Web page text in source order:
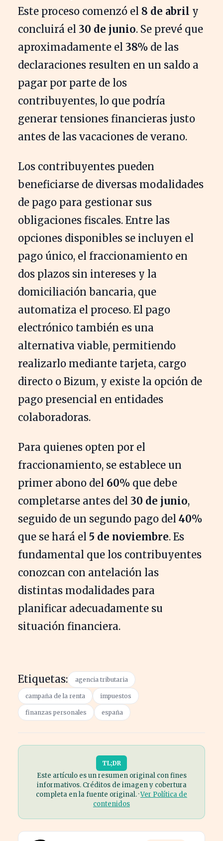
Este proceso comenzó el 8 de abril y
concluirá el 30 de junio. Se prevé que
aproximadamente el 38% de las
declaraciones resulten en un saldo a
pagar por parte de los
contribuyentes, lo que podría
generar tensiones financieras justo
antes de las vacaciones de verano.
Los contribuyentes pueden
beneficiarse de diversas modalidades
de pago para gestionar sus
obligaciones fiscales. Entre las
opciones disponibles se incluyen el
pago único, el fraccionamiento en
dos plazos sin intereses y la
domiciliación bancaria, que
automatiza el proceso. El pago
electrónico también es una
alternativa viable, permitiendo
realizarlo mediante tarjeta, cargo
directo o Bizum, y existe la opción de
pago presencial en entidades
colaboradoras.
Para quienes opten por el
fraccionamiento, se establece un
primer abono del 60% que debe
completarse antes del 30 de junio,
seguido de un segundo pago del 40%
que se hará el 5 de noviembre. Es
fundamental que los contribuyentes
conozcan con antelación las
distintas modalidades para
planificar adecuadamente su
situación financiera.
Etiquetas: agencia tributaria
campaña de la renta impuestos
finanzas personales españa
TL;DR
Este artículo es un resumen original con fines
informativos. Créditos de imagen y cobertura
completa en la fuente original. ·Ver Política de
contenidos